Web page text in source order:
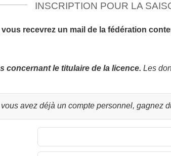
INSCRIPTION POUR LA
recevrez un mail de la fédération
concernant le titulaire de la licence. Les
avez déjà un compte personnel, gagnez